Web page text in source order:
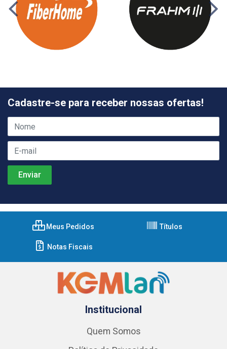
Cadastre-se para receber nossas ofertas!
Meus Pedidos Títulos
Notas Fiscais
Institucional
Quem Somos